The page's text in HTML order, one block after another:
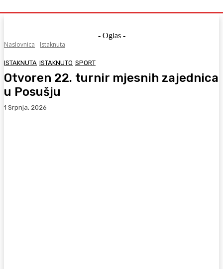
- Oglas -
Naslovnica
Istaknuta
ISTAKNUTA ISTAKNUTO SPORT
Otvoren 22. turnir mjesnih zajednica
u Posušju
1 Srpnja, 2026